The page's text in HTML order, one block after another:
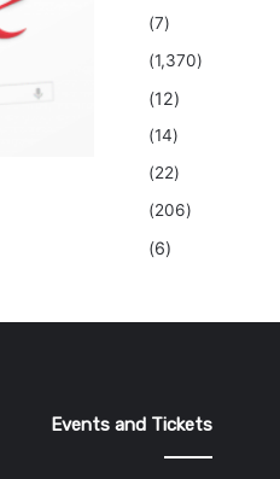
(7)
(1,370)
(12)
(14)
(22)
(206)
(6)
Events and Tickets